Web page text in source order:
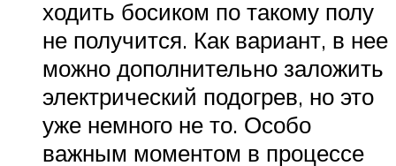
ходить босиком по такому полу
не получится. Как вариант, в нее
можно дополнительно заложить
электрический подогрев, но это
уже немного не то. Особо
важным моментом в процессе